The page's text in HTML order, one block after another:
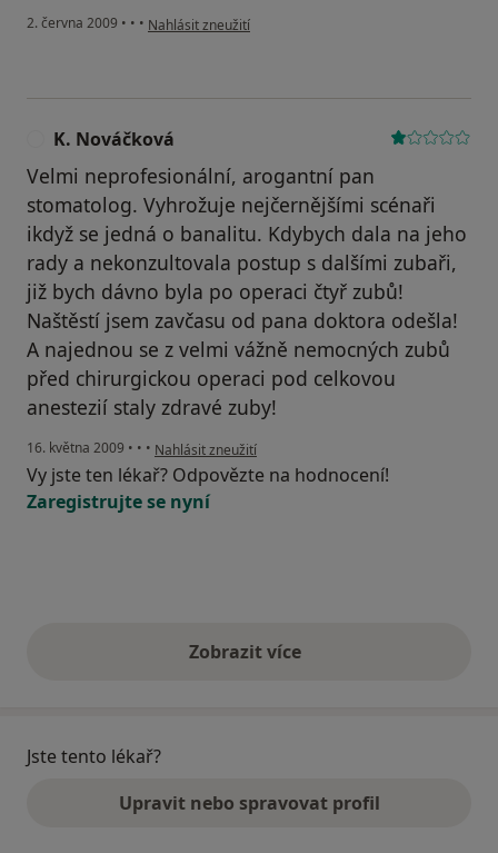
2. června 2009 • • • podle názoru uživatele Vladi
Nahlásit zneužití
K. Nováčková
Velmi neprofesionální, arogantní pan
stomatolog. Vyhrožuje nejčernějšími scénaři
ikdyž se jedná o banalitu. Kdybych dala na jeho
rady a nekonzultovala postup s dalšími zubaři,
již bych dávno byla po operaci čtyř zubů!
Naštěstí jsem zavčasu od pana doktora odešla!
A najednou se z velmi vážně nemocných zubů
před chirurgickou operaci pod celkovou
anestezií staly zdravé zuby!
16. května 2009 • • • podle názoru uživatele K. Nováčková
Nahlásit zneužití
Vy jste ten lékař? Odpovězte na hodnocení!
Zaregistrujte se nyní
Zobrazit vícevýše uvedené názory
Jste tento lékař?
Upravit nebo spravovat profil